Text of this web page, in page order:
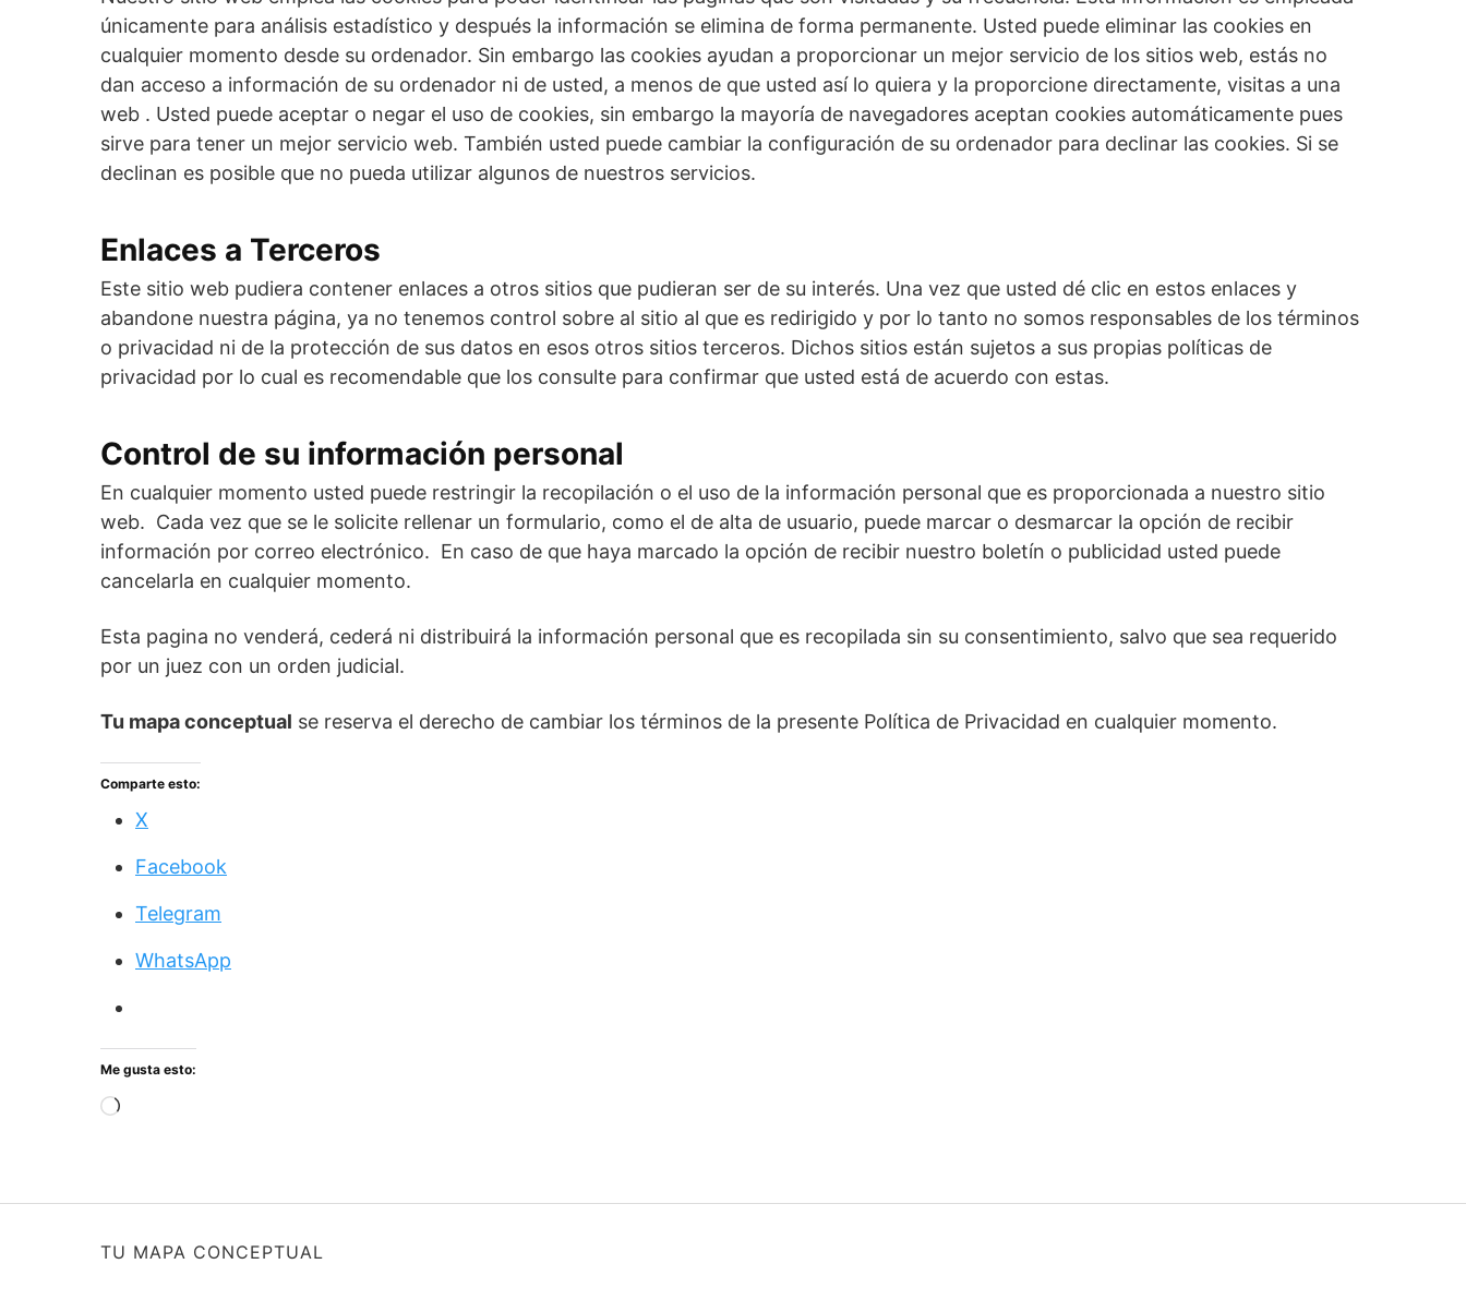
únicamente para análisis estadístico y después la información se elimina de forma permanente. Usted puede eliminar las cookies en
cualquier momento desde su ordenador. Sin embargo las cookies ayudan a proporcionar un mejor servicio de los sitios web, estás no
dan acceso a información de su ordenador ni de usted, a menos de que usted así lo quiera y la proporcione directamente, visitas a una
web . Usted puede aceptar o negar el uso de cookies, sin embargo la mayoría de navegadores aceptan cookies automáticamente pues
sirve para tener un mejor servicio web. También usted puede cambiar la configuración de su ordenador para declinar las cookies. Si se
declinan es posible que no pueda utilizar algunos de nuestros servicios.
Enlaces a Terceros
Este sitio web pudiera contener enlaces a otros sitios que pudieran ser de su interés. Una vez que usted dé clic en estos enlaces y
abandone nuestra página, ya no tenemos control sobre al sitio al que es redirigido y por lo tanto no somos responsables de los términos
o privacidad ni de la protección de sus datos en esos otros sitios terceros. Dichos sitios están sujetos a sus propias políticas de
privacidad por lo cual es recomendable que los consulte para confirmar que usted está de acuerdo con estas.
Control de su información personal
En cualquier momento usted puede restringir la recopilación o el uso de la información personal que es proporcionada a nuestro sitio
web. Cada vez que se le solicite rellenar un formulario, como el de alta de usuario, puede marcar o desmarcar la opción de recibir
información por correo electrónico. En caso de que haya marcado la opción de recibir nuestro boletín o publicidad usted puede
cancelarla en cualquier momento.
Esta pagina no venderá, cederá ni distribuirá la información personal que es recopilada sin su consentimiento, salvo que sea requerido
por un juez con un orden judicial.
Tu mapa conceptual se reserva el derecho de cambiar los términos de la presente Política de Privacidad en cualquier momento.
Comparte esto:
X
Facebook
Telegram
WhatsApp
Me gusta esto:
Cargando...
TU MAPA CONCEPTUAL